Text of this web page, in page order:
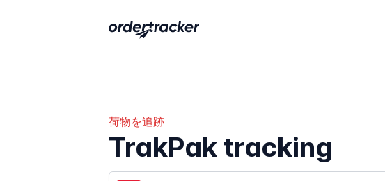
荷物を追跡
TrakPak tracking